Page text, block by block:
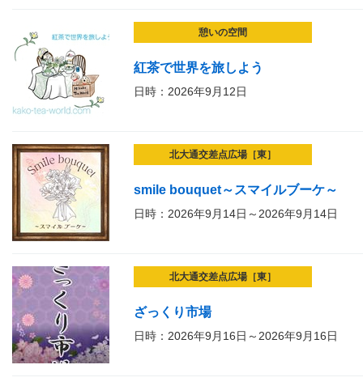
憩いの空間
紅茶で世界を旅しよう
日時：2026年9月12日
北大通交差点広場［東］
smile bouquet～スマイルブーケ～
日時：2026年9月14日～2026年9月14日
北大通交差点広場［東］
ざっくり市場
日時：2026年9月16日～2026年9月16日